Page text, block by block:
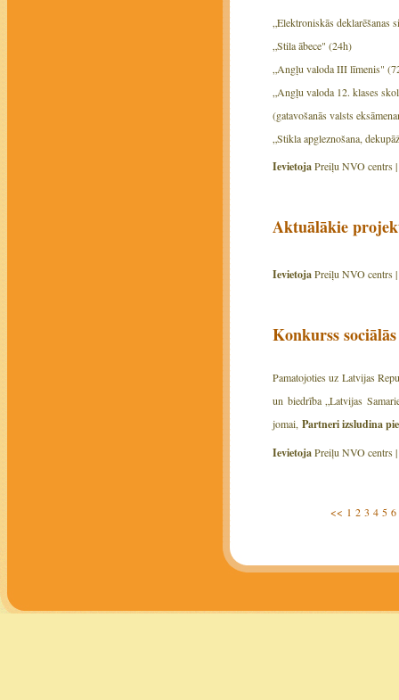
„Elektroniskās deklarēšanas
„Stila ābece" (24h)
„Angļu valoda III līmenis"
„Angļu valoda 12. klases
(gatavošanās valsts
„Stikla apgleznošana,
IevietojaPreiļu NVO centrs |
Aktuālākie
IevietojaPreiļu NVO centrs |
Konkurss
Pamatojoties uz Latvijas
un biedrība „Latvijas
jomai, Partneri izsludina
IevietojaPreiļu NVO centrs |
<< 1 2 3 4 5 6